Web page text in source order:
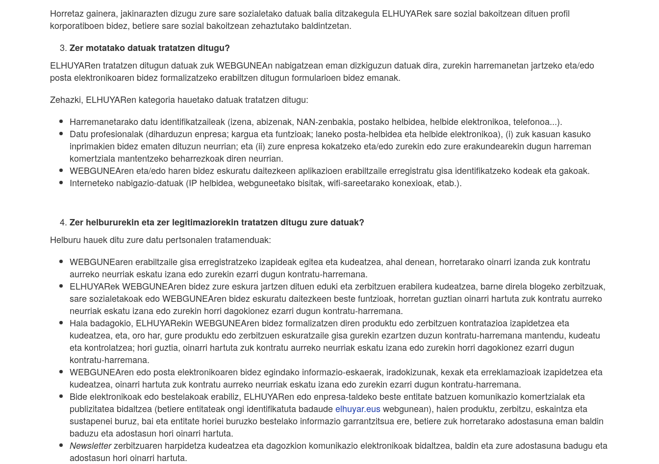
Horretaz gainera, jakinarazten dizugu zure sare sozialetako datuak balia ditzakegula ELHUYARek sare sozial bakoitzean dituen profil
korporatiboen bidez, betiere sare sozial bakoitzean zehaztutako baldintzetan.
Zer motatako datuak tratatzen ditugu?
ELHUYARen tratatzen ditugun datuak zuk WEBGUNEAn nabigatzean eman dizkiguzun datuak dira, zurekin harremanetan jartzeko eta/edo
posta elektronikoaren bidez formalizatzeko erabiltzen ditugun formularioen bidez emanak.
Zehazki, ELHUYARen kategoria hauetako datuak tratatzen ditugu:
Harremanetarako datu identifikatzaileak (izena, abizenak, NAN-zenbakia, postako helbidea, helbide elektronikoa, telefonoa...).
Datu profesionalak (diharduzun enpresa; kargua eta funtzioak; laneko posta-helbidea eta helbide elektronikoa), (i) zuk kasuan kasuko
inprimakien bidez ematen dituzun neurrian; eta (ii) zure enpresa kokatzeko eta/edo zurekin edo zure erakundearekin dugun harreman
komertziala mantentzeko beharrezkoak diren neurrian.
WEBGUNEAren eta/edo haren bidez eskuratu daitezkeen aplikazioen erabiltzaile erregistratu gisa identifikatzeko kodeak eta gakoak.
Interneteko nabigazio-datuak (IP helbidea, webguneetako bisitak, wifi-sareetarako konexioak, etab.).
Zer helbururekin eta zer legitimaziorekin tratatzen ditugu zure datuak?
Helburu hauek ditu zure datu pertsonalen tratamenduak:
WEBGUNEaren erabiltzaile gisa erregistratzeko izapideak egitea eta kudeatzea, ahal denean, horretarako oinarri izanda zuk kontratu
aurreko neurriak eskatu izana edo zurekin ezarri dugun kontratu-harremana.
ELHUYARek WEBGUNEAren bidez zure eskura jartzen dituen eduki eta zerbitzuen erabilera kudeatzea, barne direla blogeko zerbitzuak,
sare sozialetakoak edo WEBGUNEAren bidez eskuratu daitezkeen beste funtzioak, horretan guztian oinarri hartuta zuk kontratu aurreko
neurriak eskatu izana edo zurekin horri dagokionez ezarri dugun kontratu-harremana.
Hala badagokio, ELHUYARekin WEBGUNEAren bidez formalizatzen diren produktu edo zerbitzuen kontratazioa izapidetzea eta
kudeatzea, eta, oro har, gure produktu edo zerbitzuen eskuratzaile gisa gurekin ezartzen duzun kontratu-harremana mantendu, kudeatu
eta kontrolatzea; hori guztia, oinarri hartuta zuk kontratu aurreko neurriak eskatu izana edo zurekin horri dagokionez ezarri dugun
kontratu-harremana.
WEBGUNEAren edo posta elektronikoaren bidez egindako informazio-eskaerak, iradokizunak, kexak eta erreklamazioak izapidetzea eta
kudeatzea, oinarri hartuta zuk kontratu aurreko neurriak eskatu izana edo zurekin ezarri dugun kontratu-harremana.
Bide elektronikoak edo bestelakoak erabiliz, ELHUYARen edo enpresa-taldeko beste entitate batzuen komunikazio komertzialak eta
publizitatea bidaltzea (betiere entitateak ongi identifikatuta badaudeelhuyar.euswebgunean), haien produktu, zerbitzu, eskaintza eta
sustapenei buruz, bai eta entitate horiei buruzko bestelako informazio garrantzitsua ere, betiere zuk horretarako adostasuna eman baldin
baduzu eta adostasun hori oinarri hartuta.
Newsletterzerbitzuaren harpidetza kudeatzea eta dagozkion komunikazio elektronikoak bidaltzea, baldin eta zure adostasuna badugu eta
adostasun hori oinarri hartuta.